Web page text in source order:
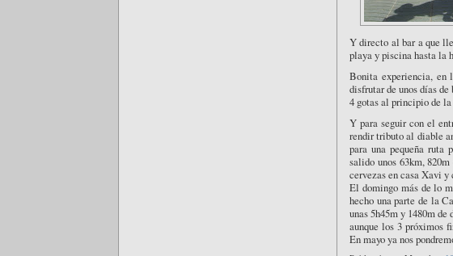
Y directo al bar a que
playa y piscina hasta la
Bonita experiencia, en
disfrutar de unos días
4 gotas al principio de la
Y para seguir con el
rendir tributo al diable
para una pequeña ruta
salido unos 63km,
cervezas en casa Xavi y
El domingo más de lo
hecho una parte de la
unas 5h45m y 1480m
aunque los 3 próximos
En mayo ya nos